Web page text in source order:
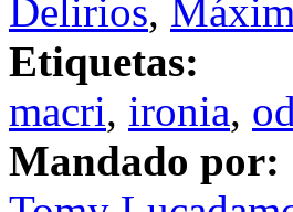
Delirios,
Etiquetas:
macri, ironia,
Mandado por: